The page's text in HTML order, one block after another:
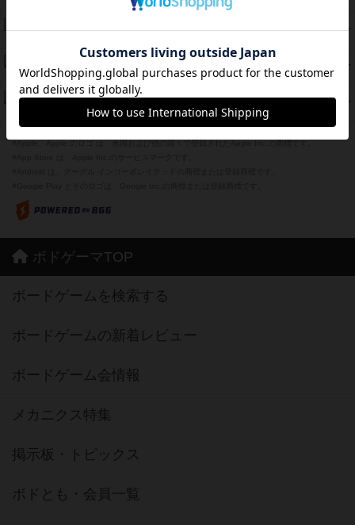
45 PT
PT
Bitter End ブタペスト救出作戦
紹介文なし 1件の投稿
42 PT
ドコジャン
紹介文あり 10件の投稿
ボドゲーマTOP
ボードゲームを検索する
ボードゲームの新着レビュー
ボードゲーム会情報
メカニクス特集
掲示板・トピックス
ボドとも・会員一覧